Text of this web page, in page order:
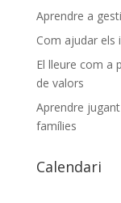
Aprendre a
Com ajudar els
El lleure com a
de valors
Aprendre
famílies
Calendari